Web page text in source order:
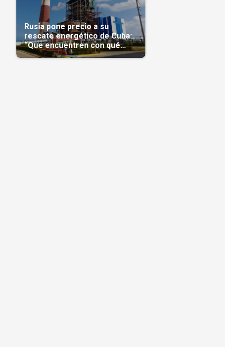
Rusia pone precio a su
rescate energético de Cuba:
“Que encuentren con qué
pagarnos”